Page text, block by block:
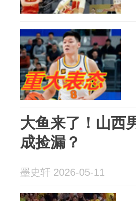
大鱼来了！山西
成捡漏？
墨史轩 2026-05-11